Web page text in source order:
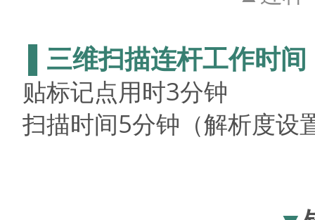
▌三维扫描连杆工作时间
贴标记点用时3分钟
扫描时间5分钟（解析度设